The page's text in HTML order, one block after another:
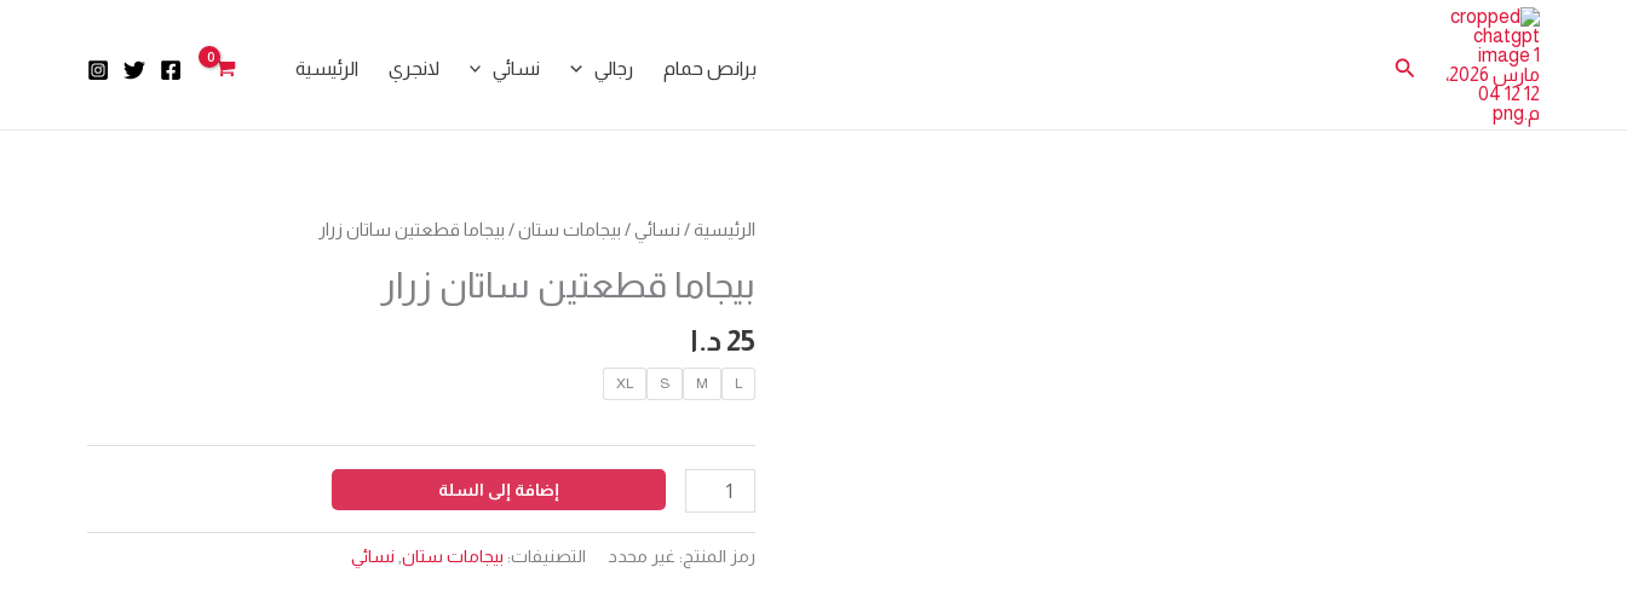
البحث برانص حمام رجالي نسائي لانجري الرئيسية
الرئيسية/ نسائي/ بيجامات ستان/ بيجاما قطعتين ساتان زرار
بيجاما قطعتين ساتان زرار
25 د.ا
L
M
S
XL
كمية
قطعتين
زرار
إضافة إلى السلة
رمز المنتج: غير محدد التصنيفات: بيجامات ستان, نسائي